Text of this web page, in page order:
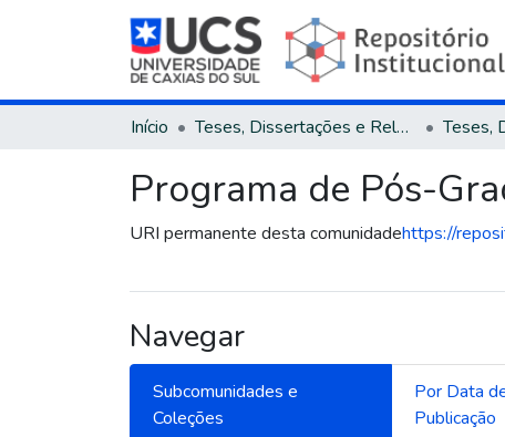
Início Teses, Dissertações e Relatórios
Programa de Pós-
URI permanente desta comunidadehttps://
Navegar
Subcomunidades e
Coleções
Por Data
Publicação